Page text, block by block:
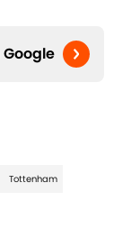
Google
Tottenham